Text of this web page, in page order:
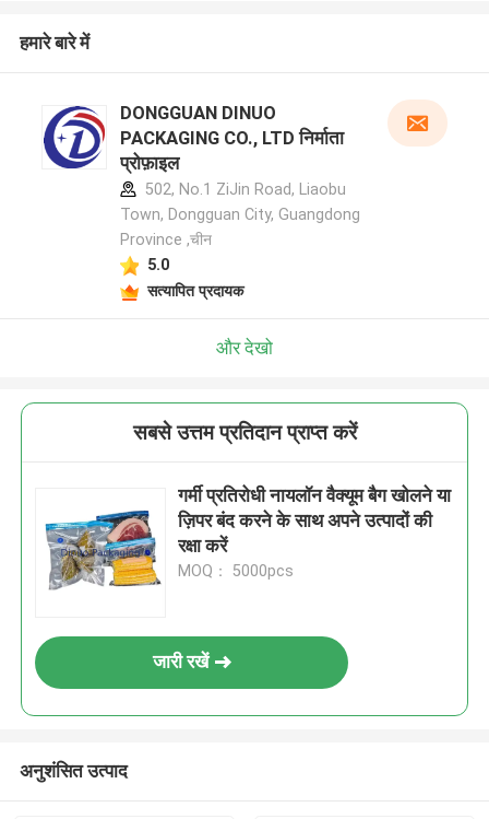
हमारे बारे में
DONGGUAN DINUO
PACKAGING CO., LTD निर्माता
प्रोफ़ाइल
502, No.1 ZiJin Road, Liaobu
Town, Dongguan City, Guangdong
Province ,चीन
5.0
सत्यापित प्रदायक
और देखो
सबसे उत्तम प्रतिदान प्राप्त करें
गर्मी प्रतिरोधी नायलॉन वैक्यूम बैग खोलने या
ज़िपर बंद करने के साथ अपने उत्पादों की
रक्षा करें
MOQ： 5000pcs
जारी रखें
अनुशंसित उत्पाद